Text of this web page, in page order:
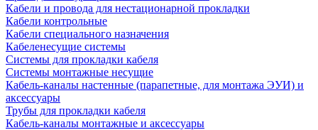
Кабели и провода для нестационарной прокладки
Кабели контрольные
Кабели специального назначения
Кабеленесущие системы
Системы для прокладки кабеля
Системы монтажные несущие
Кабель-каналы настенные (парапетные, для монтажа ЭУИ) и
аксессуары
Трубы для прокладки кабеля
Кабель-каналы монтажные и аксессуары